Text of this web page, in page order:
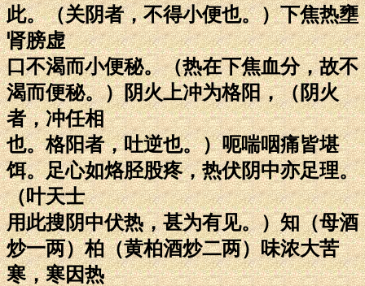
此。（关阴者，不得小便也。）下焦热壅
肾膀虚
口不渴而小便秘。（热在下焦血分，故不
渴而便秘。）阴火上冲为格阳，（阴火
者，冲任相
也。格阳者，吐逆也。）呃喘咽痛皆堪
饵。足心如烙胫股疼，热伏阴中亦足理。
（叶天士
用此搜阴中伏热，甚为有见。）知（母酒
炒一两）柏（黄柏酒炒二两）味浓大苦
寒，寒因热